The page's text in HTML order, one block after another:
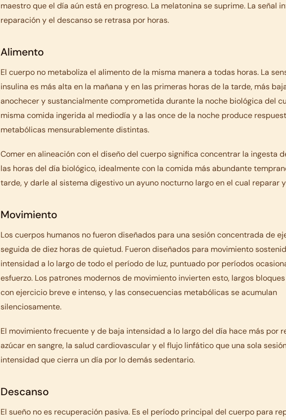
maestro que el día aún está en progreso. La melatonina se suprime. La señal
reparación y el descanso se retrasa por horas.
Alimento
El cuerpo no metaboliza el alimento de la misma manera a todas horas. La
insulina es más alta en la mañana y en las primeras horas de la tarde, más
anochecer y sustancialmente comprometida durante la noche biológica del
misma comida ingerida al mediodía y a las once de la noche produce
metabólicas mensurablemente distintas.
Comer en alineación con el diseño del cuerpo significa concentrar la ingesta
las horas del día biológico, idealmente con la comida más abundante
tarde, y darle al sistema digestivo un ayuno nocturno largo en el cual reparar
Movimiento
Los cuerpos humanos no fueron diseñados para una sesión concentrada de
seguida de diez horas de quietud. Fueron diseñados para movimiento
intensidad a lo largo de todo el período de luz, puntuado por períodos
esfuerzo. Los patrones modernos de movimiento invierten esto, largos
con ejercicio breve e intenso, y las consecuencias metabólicas se acumulan
silenciosamente.
El movimiento frecuente y de baja intensidad a lo largo del día hace más por
azúcar en sangre, la salud cardiovascular y el flujo linfático que una sola
intensidad que cierra un día por lo demás sedentario.
Descanso
El sueño no es recuperación pasiva. Es el período principal del cuerpo para